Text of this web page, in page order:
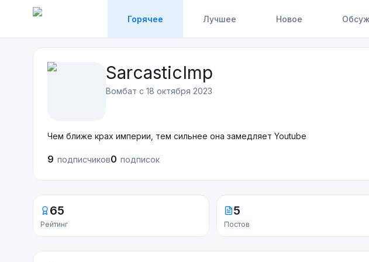
Горячее Лучшее Новое
SarcasticImp
Вомбат с 18 октября 2023
Чем ближе крах империи, тем сильнее она замедляет Youtube
9 подписчиков0 подписок
65
Рейтинг
5
Постов